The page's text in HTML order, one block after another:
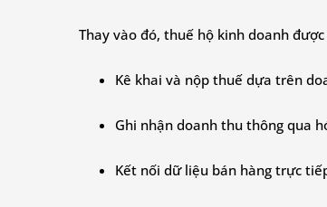
Thay vào đó, thuế hộ kinh doanh
Kê khai và nộp thuế dựa trên
Ghi nhận doanh thu thông qua
Kết nối dữ liệu bán hàng trực